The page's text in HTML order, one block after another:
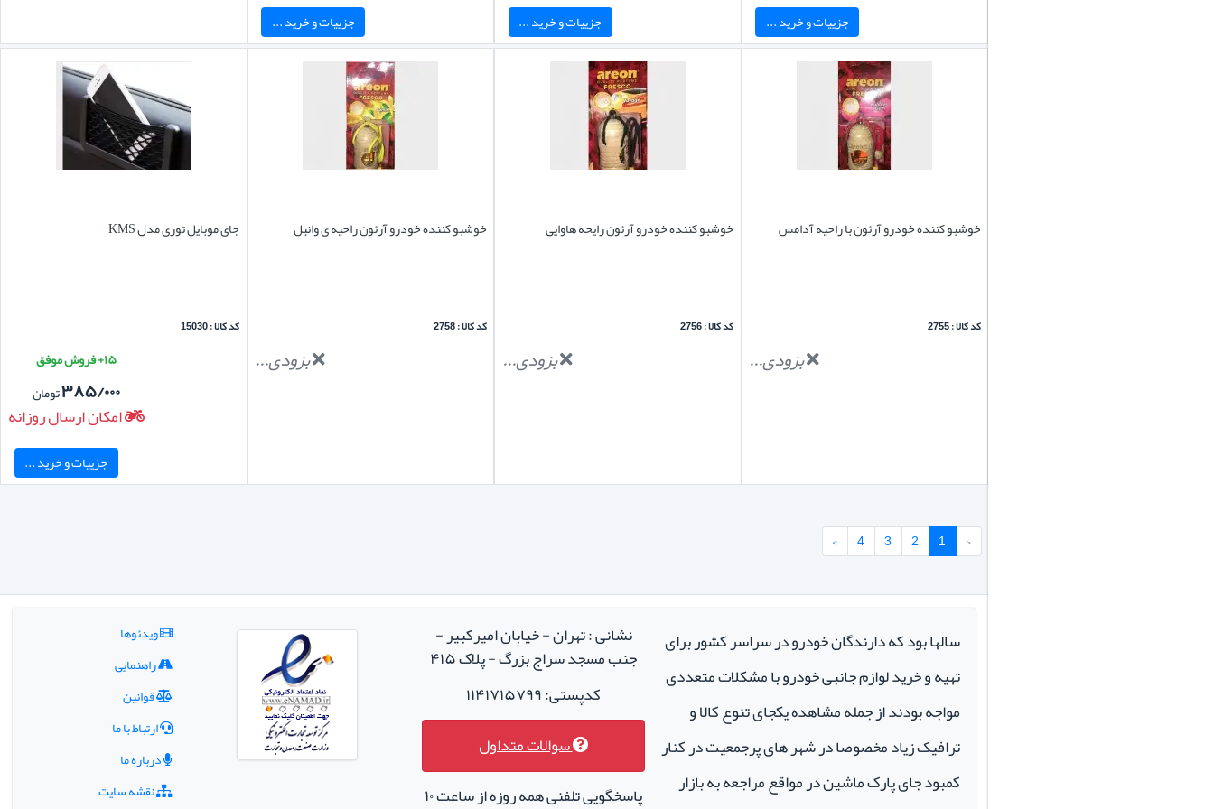
جزییات و خرید ... جزییات و خرید ... جزییات و خرید ...
خوشبو کننده خودرو آرئون با راحیه آدامس
کد کالا : 2755
بزودی...
خوشبو کننده خودرو آرئون رایحه هاوایی
کد کالا : 2756
بزودی...
خوشبو کننده خودرو آرئون راحیه ی وانیل
کد کالا : 2758
بزودی...
جای موبایل توری مدل KMS
کد کالا : 15030
۱۵+ فروش موفق
۳۸۵/۰۰۰تومان
امکان ارسال روزانه
جزییات و خرید ...
‹
1
2
3
4
›
سالها بود که دارندگان خودرو در سراسر کشور برای
تهیه و خرید لوازم جانبی خودرو با مشکلات متعددی
مواجه بودند از جمله مشاهده یکجای تنوع کالا و
ترافیک زیاد مخصوصا در شهر های پرجمعیت در کنار
کمبود جای پارک ماشین در مواقع مراجعه به بازار
نشانی : تهران - خیابان امیرکبیر -
جنب مسجد سراج بزرگ - پلاک ۴۱۵
کدپستی: ۱۱۴۱۷۱۵۷۹۹
سوالات متداول
پاسخگویی تلفنی همه روزه از ساعت ۱۰
ویدئوها
راهنمایی
قوانین
ارتباط با ما
درباره ما
نقشه سایت